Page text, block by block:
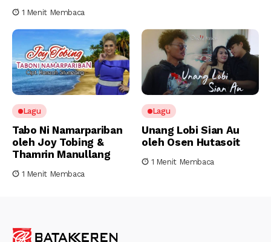
1 Menit Membaca
Lagu
Tabo Ni Namarpariban
oleh Joy Tobing &
Thamrin Manullang
1 Menit Membaca
Lagu
Unang Lobi Sian Au
oleh Osen Hutasoit
1 Menit Membaca